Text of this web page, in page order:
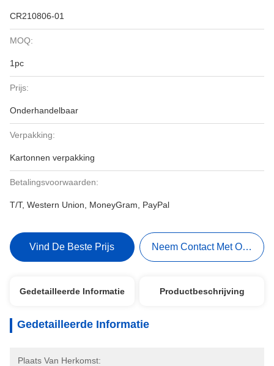
CR210806-01
MOQ:
1pc
Prijs:
Onderhandelbaar
Verpakking:
Kartonnen verpakking
Betalingsvoorwaarden:
T/T, Western Union, MoneyGram, PayPal
Vind De Beste Prijs Neem Contact Met Ons Op
Gedetailleerde Informatie Productbeschrijving
Gedetailleerde Informatie
Plaats Van Herkomst: